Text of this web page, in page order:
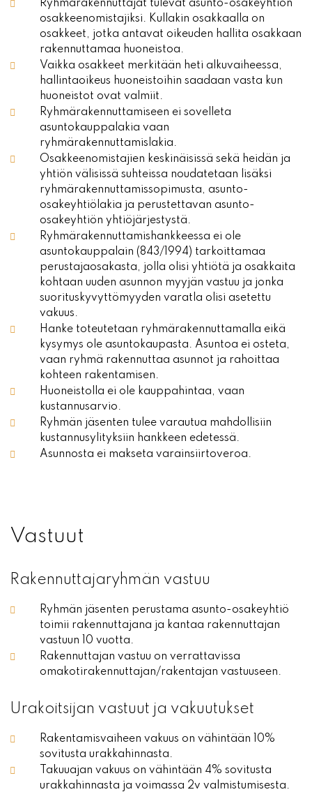
Ryhmärakennuttajat tulevat asunto-osakeyhtiön
osakkeenomistajiksi. Kullakin osakkaalla on
osakkeet, jotka antavat oikeuden hallita osakkaan
rakennuttamaa huoneistoa.
Vaikka osakkeet merkitään heti alkuvaiheessa,
hallintaoikeus huoneistoihin saadaan vasta kun
huoneistot ovat valmiit.
Ryhmärakennuttamiseen ei sovelleta
asuntokauppalakia vaan
ryhmärakennuttamislakia.
Osakkeenomistajien keskinäisissä sekä heidän ja
yhtiön välisissä suhteissa noudatetaan lisäksi
ryhmärakennuttamissopimusta, asunto-
osakeyhtiölakia ja perustettavan asunto-
osakeyhtiön yhtiöjärjestystä.
Ryhmärakennuttamishankkeessa ei ole
asuntokauppalain (843/1994) tarkoittamaa
perustajaosakasta, jolla olisi yhtiötä ja osakkaita
kohtaan uuden asunnon myyjän vastuu ja jonka
suorituskyvyttömyyden varatla olisi asetettu
vakuus.
Hanke toteutetaan ryhmärakennuttamalla eikä
kysymys ole asuntokaupasta. Asuntoa ei osteta,
vaan ryhmä rakennuttaa asunnot ja rahoittaa
kohteen rakentamisen.
Huoneistolla ei ole kauppahintaa, vaan
kustannusarvio.
Ryhmän jäsenten tulee varautua mahdollisiin
kustannusylityksiin hankkeen edetessä.
Asunnosta ei makseta varainsiirtoveroa.
Vastuut
Rakennuttajaryhmän vastuu
Ryhmän jäsenten perustama asunto-osakeyhtiö
toimii rakennuttajana ja kantaa rakennuttajan
vastuun 10 vuotta.
Rakennuttajan vastuu on verrattavissa
omakotirakennuttajan/rakentajan vastuuseen.
Urakoitsijan vastuut ja vakuutukset
Rakentamisvaiheen vakuus on vähintään 10%
sovitusta urakkahinnasta.
Takuuajan vakuus on vähintään 4% sovitusta
urakkahinnasta ja voimassa 2v valmistumisesta.